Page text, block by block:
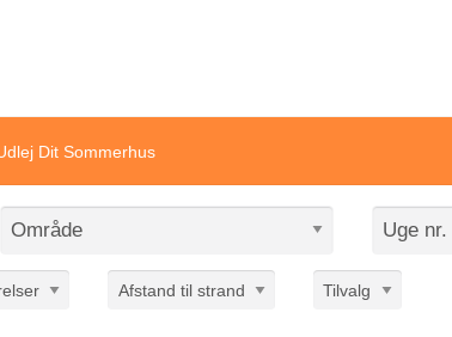
Dit Sommerhus
Afstand til strand Tilvalg